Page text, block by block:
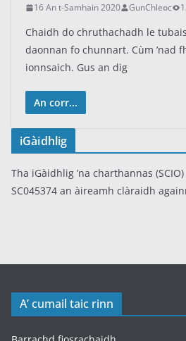
16 An t-Samhain 2020 GunChleoc
Chaidh do chruthachadh le
daonnan fo chunnart. Cùm ’nad
ionnsaich. Gus an dig
An corr...
iGàidhlig
Tha iGàidhlig ’na charthannas
SC045374 an àireamh clàraidh
A’ cumail taic rinn